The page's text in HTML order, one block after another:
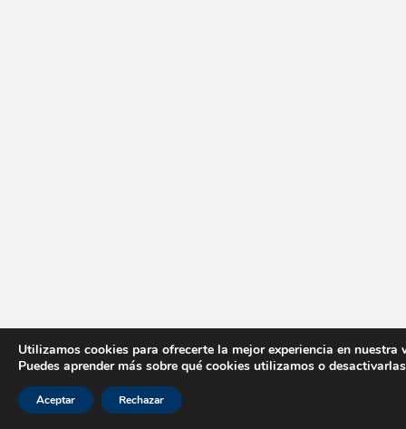
Utilizamos cookies para ofrecerte la mejor experiencia en nuestra
Puedes aprender más sobre qué cookies utilizamos o
Aceptar Rechazar